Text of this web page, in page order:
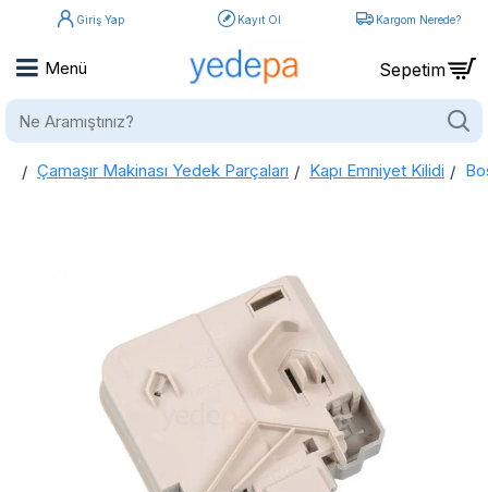
Giriş Yap Kayıt Ol Kargom Nerede?
Ne
home
Çamaşır Makinası Yedek Parçaları Kapı Emniyet Kilidi